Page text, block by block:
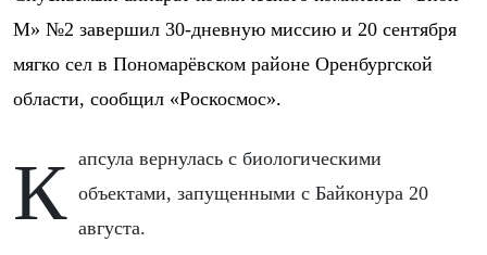
М» №2 завершил 30-дневную миссию и 20 сентября
мягко сел в Пономарёвском районе Оренбургской
области, сообщил «Роскосмос».
Капсула вернулась с биологическими объектами, запущенными с Байконура 20
августа.